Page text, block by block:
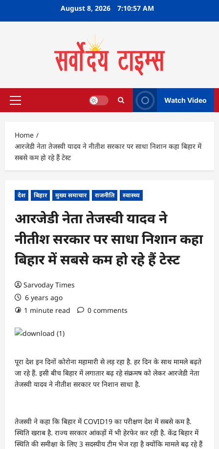
August 8, 2026 7:10:57 AM
Primary
Watch Video
Home
आरजेडी नेता तेजस्वी यादव ने नीतीश सरकार पर साधा निशान कहा बिहार में
सबसे कम हो रहे हैं टेस्ट
देश बिहार मुख्य समाचार राजनीति स्वास्थ्य
आरजेडी नेता तेजस्वी यादव ने
नीतीश सरकार पर साधा निशान कहा
बिहार में सबसे कम हो रहे हैं टेस्ट
Sarvoday Times
6 years ago
1 minute read
0 comments
पूरा देश इन दिनों कोरोना महामारी से लड़ रहा है. हर दिन के साथ मामले बढ़ते
जा रहे हैं. इसी बीच बिहार में लगातार बढ़ रहे संक्रमष को लेकर आरजेडी नेता
तेजस्वी यादव ने नीतीश सरकार पर निशान साधा है.
तेजस्वी ने कहा कि बिहार में COVID19 का परीक्षण देश में सबसे कम है.
स्थिति खराब है. राज्य सरकार आंकड़ों में भी हेरफेर कर रही है. केंद्र बिहार में
स्थिति की समीक्षा के लिए 3 सदस्यीय टीम भेज रहा है क्योंकि मामले बढ़ रहे हैं